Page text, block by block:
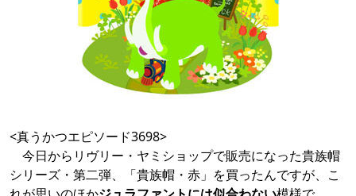
<真うかつエピソード3698>
今日からリヴリー・ヤミショップで販売になった貴族帽
シリーズ・第二弾、「貴族帽・赤」を買ったんですが、こ